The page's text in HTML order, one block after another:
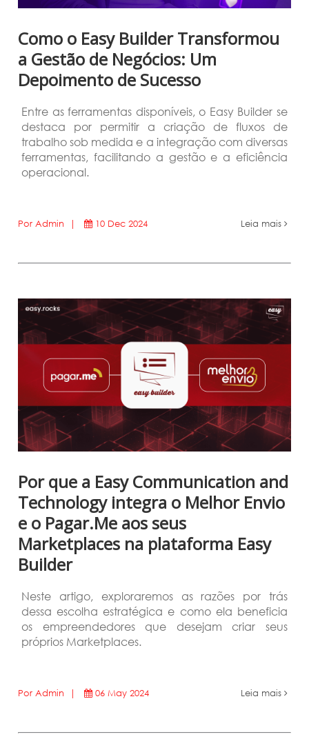
Como o Easy Builder Transformou
a Gestão de Negócios: Um
Depoimento de Sucesso
Entre as ferramentas disponíveis, o Easy Builder se
destaca por permitir a criação de fluxos de
trabalho sob medida e a integração com diversas
ferramentas, facilitando a gestão e a eficiência
operacional.
Por Admin | 10 Dec 2024 Leia mais
Por que a Easy Communication and
Technology integra o Melhor Envio
e o Pagar.Me aos seus
Marketplaces na plataforma Easy
Builder
Neste artigo, exploraremos as razões por trás
dessa escolha estratégica e como ela beneficia
os empreendedores que desejam criar seus
próprios Marketplaces.
Por Admin | 06 May 2024 Leia mais